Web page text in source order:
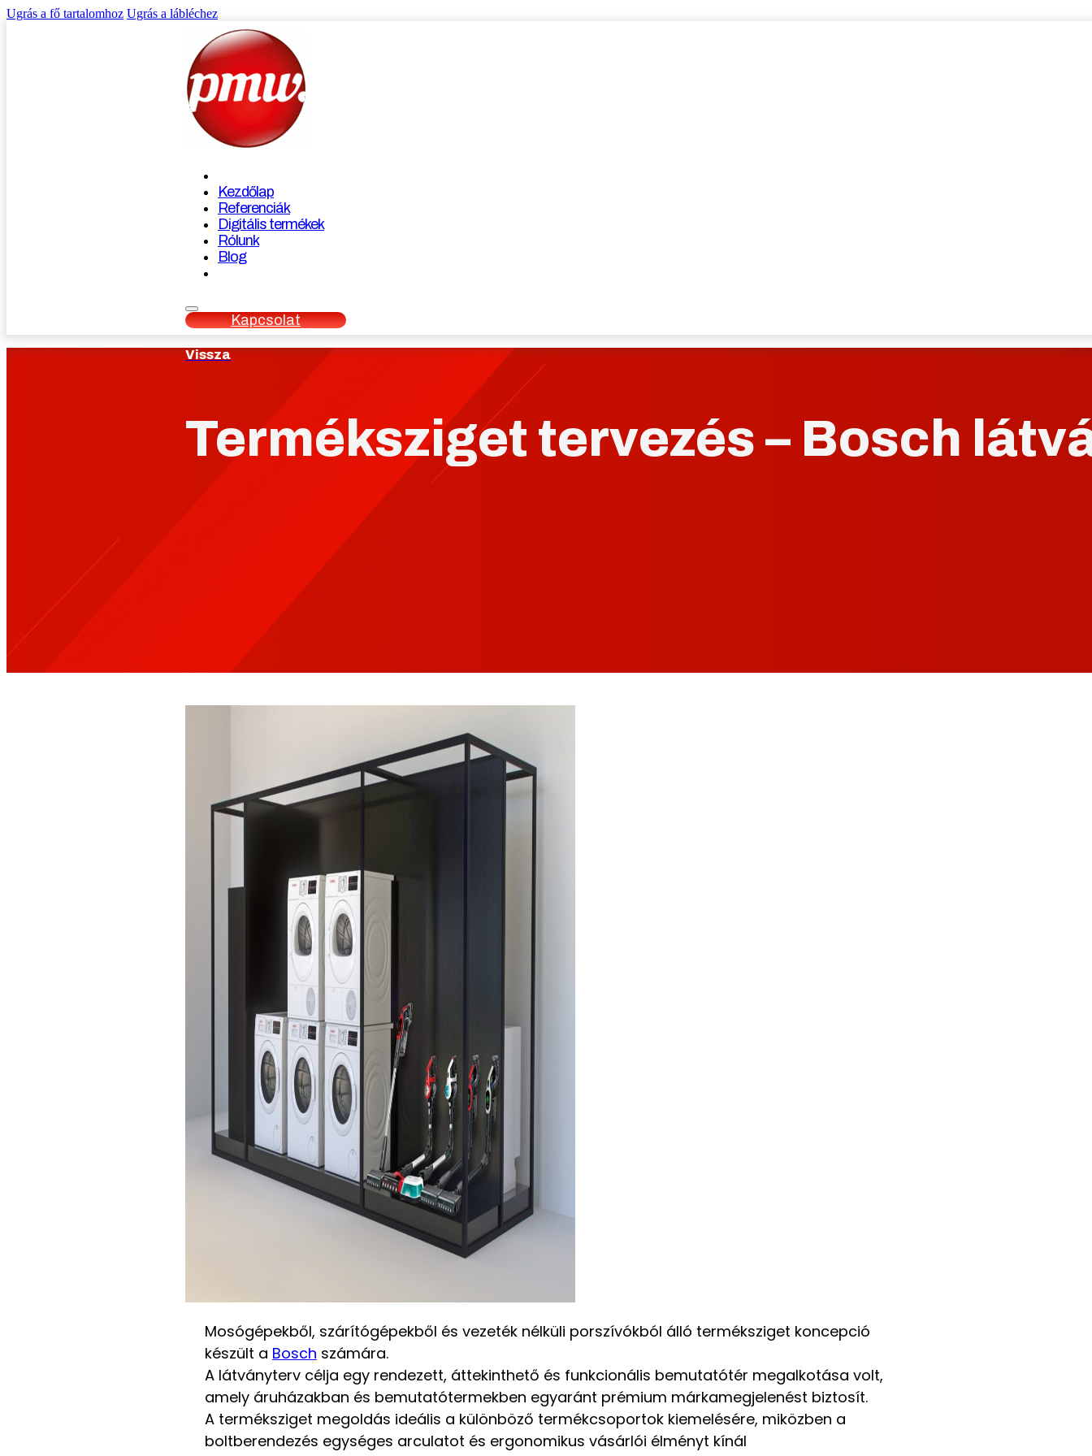
Ugrás a fő tartalomhoz Ugrás a lábléchez
Kezdőlap
Referenciák
Digitális termékek
Rólunk
Blog
Kapcsolat
Vissza
Terméksziget tervezés – Bosch
Mosógépekből, szárítógépekből és vezeték nélküli porszívókból álló terméksziget koncepció
készült a Bosch számára.
A látványterv célja egy rendezett, áttekinthető és funkcionális bemutatótér megalkotása volt,
amely áruházakban és bemutatótermekben egyaránt prémium márkamegjelenést biztosít.
A terméksziget megoldás ideális a különböző termékcsoportok kiemelésére, miközben a
boltberendezés egységes arculatot és ergonomikus vásárlói élményt kínál